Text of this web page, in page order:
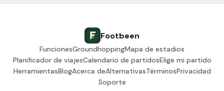
Footbeen
FuncionesGroundhoppingMapa de estadios
Planificador de viajesCalendario de partidosElige mi partido
HerramientasBlogAcerca deAlternativasTérminosPrivacidad
Soporte